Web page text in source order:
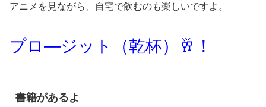
アニメを見ながら、自宅で飲むのも楽しいですよ。
プロ―ジット（乾杯）🥂！
書籍があるよ